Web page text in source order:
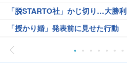
「脱STARTO社」かじ切り…大勝利
「授かり婚」発表前に見せた行動